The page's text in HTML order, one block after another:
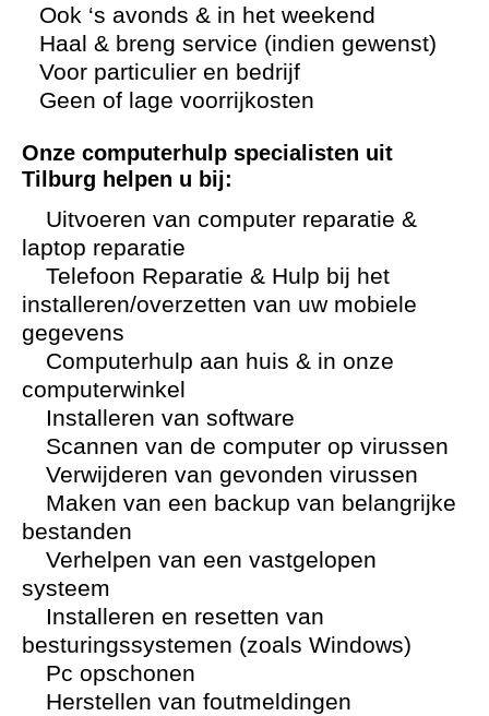
Ook ‘s avonds & in het weekend
Haal & breng service (indien gewenst)
Voor particulier en bedrijf
Geen of lage voorrijkosten
Onze computerhulp specialisten uit
Tilburg helpen u bij:
Uitvoeren van computer reparatie &
laptop reparatie
Telefoon Reparatie & Hulp bij het
installeren/overzetten van uw mobiele
gegevens
Computerhulp aan huis & in onze
computerwinkel
Installeren van software
Scannen van de computer op virussen
Verwijderen van gevonden virussen
Maken van een backup van belangrijke
bestanden
Verhelpen van een vastgelopen
systeem
Installeren en resetten van
besturingssystemen (zoals Windows)
Pc opschonen
Herstellen van foutmeldingen